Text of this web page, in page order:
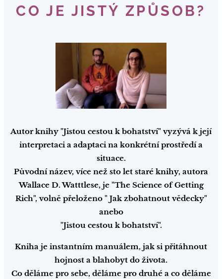
CO JE JISTÝ ZPŮSOB?
Autor knihy "Jistou cestou k bohatství" vyzývá k její
interpretaci a adaptaci na konkrétní prostředí a
situace.
Původní název, více než sto let staré knihy, autora
Wallace D. Watttlese, je "The Science of Getting
Rich", volně přeloženo " Jak zbohatnout vědecky"
anebo
"Jistou cestou k bohatství".
Kniha je instantním manuálem, jak si přitáhnout
hojnost a blahobyt do života.
Co děláme pro sebe, děláme pro druhé a co děláme